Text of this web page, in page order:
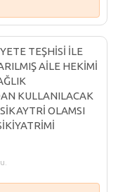
TEŞHİSİ İLE
AİLE HEKİMİ
KULLANILACAK
OLAMSI